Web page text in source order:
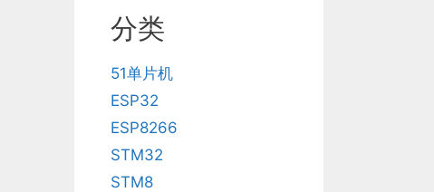
分类
51单片机
ESP32
ESP8266
STM32
STM8